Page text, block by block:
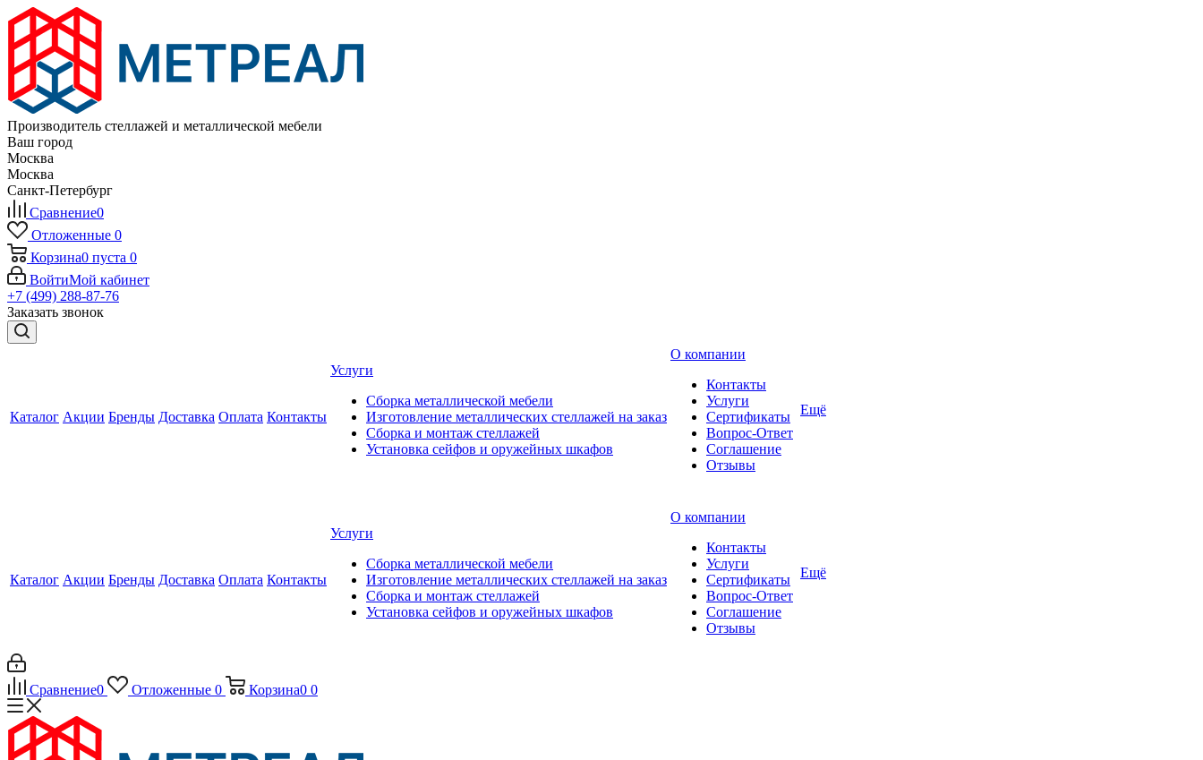
Производитель стеллажей и металлической мебели
Ваш город
Москва
Москва
Санкт-Петербург
Сравнение0
Отложенные 0
Корзина0 пуста 0
ВойтиМой кабинет
+7 (499) 288-87-76
Заказать звонок
Каталог Акции Бренды Доставка Оплата Контакты
Услуги
Сборка металлической мебели
Изготовление металлических стеллажей на заказ
Сборка и монтаж стеллажей
Установка сейфов и оружейных шкафов
О компании
Контакты
Услуги
Сертификаты
Вопрос-Ответ
Соглашение
Отзывы
Ещё
Каталог Акции Бренды Доставка Оплата Контакты
Услуги
Сборка металлической мебели
Изготовление металлических стеллажей на заказ
Сборка и монтаж стеллажей
Установка сейфов и оружейных шкафов
О компании
Контакты
Услуги
Сертификаты
Вопрос-Ответ
Соглашение
Отзывы
Ещё
Сравнение0 Отложенные 0 Корзина0 0